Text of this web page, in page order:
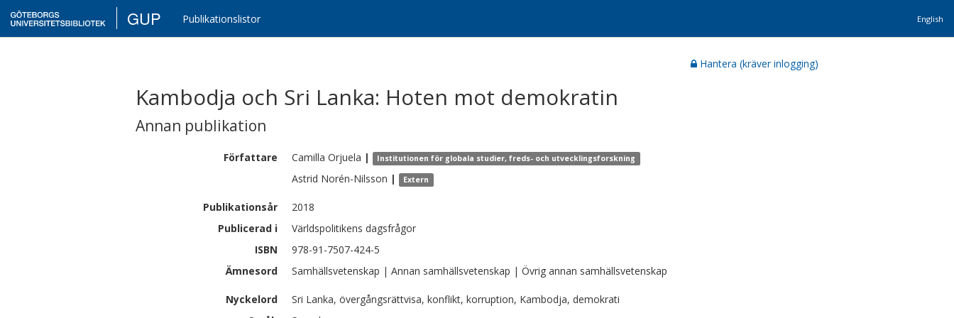
GUP Publikationslistor English
Hantera (kräver inlogging)
Kambodja och Sri Lanka: Hoten mot demokratin
Annan publikation
Författare Camilla Orjuela | Institutionen för globala studier, freds- och utvecklingsforskning
Astrid Norén-Nilsson | Extern
Publikationsår
2018
Publicerad i
Världspolitikens dagsfrågor
ISBN
978-91-7507-424-5
Ämnesord
Samhällsvetenskap | Annan samhällsvetenskap | Övrig annan samhällsvetenskap
Nyckelord
Sri Lanka, övergångsrättvisa, konflikt, korruption, Kambodja, demokrati